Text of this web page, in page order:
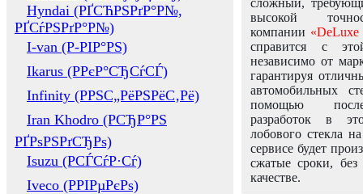
Hyndai (РҐСЋРЅРґР°Р№,
РҐСѓРЅРґР°Р№)
I-van (Р-РІР°РЅ)
Ikarus (РРєР°СЂСѓСЃ)
Infinity (РРЅС„РёРЅРёС‚Рё)
Iran Khodro (РСЂР°РЅ
РҐРѕРЅРґСЂРѕ)
Isuzu (РСЃСѓР·Сѓ)
Iveco (РРІРµРєРѕ)
сложный,
высокой
компании «DeLuxe
справится с
независимо от
гарантируя
автомобильных
помощью
разработок в
лобового стекла
сервисе будет
сжатые сроки,
качестве.